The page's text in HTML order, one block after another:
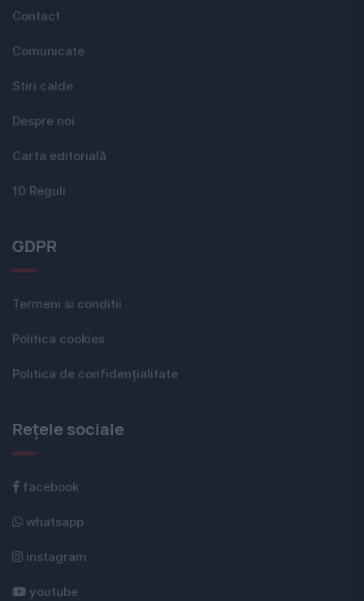
Contact
Comunicate
Stiri calde
Despre noi
Carta editorială
10 Reguli
GDPR
Termeni si conditii
Politica cookies
Politica de confidențialitate
Rețele sociale
facebook
whatsapp
instagram
youtube